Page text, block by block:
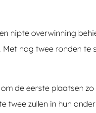
nipte overwinning
nog twee ronden te
de eerste plaatsen zo
twee zullen in hun